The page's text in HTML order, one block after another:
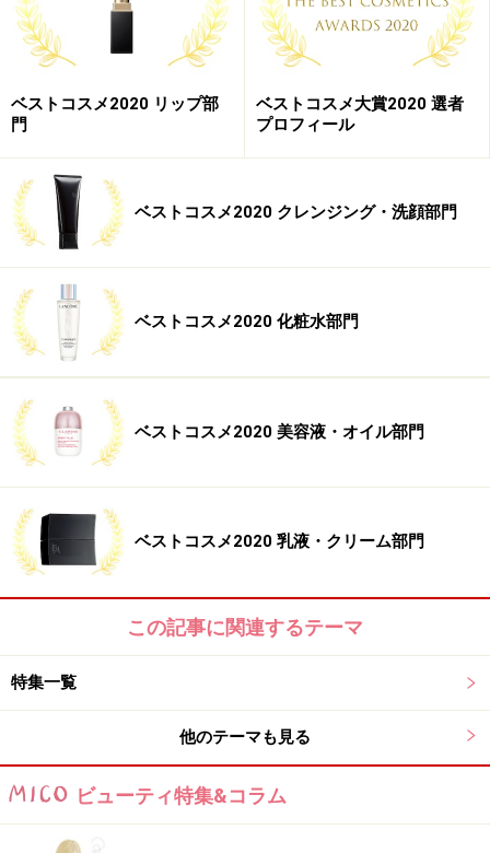
リニューアル発売後、17倍の売上を記録し、「タカミス
キンピール」に次ぐタカミの人気アイテムになりまし
た。美容誌やファッション誌の編集部にお邪魔した際、
デスクに置かれている光景をよく見かけます。
【DATA】
タカミリップ 7g 2176円（税抜）／
第２位 サエル ホワイトニング ローション
コンセントレート（医薬部外品）
サエル ホワイトニング ローション コンセントレート（医薬
部外品）
2018年上期のベストコスメ企画で5冠を達
成！ 敏感肌にうれしい美白ローション
敏感肌はシミができやすいという事実から、新たに「シ
ミはストレスで加速する」ことも発見し、内外要因から
起こるシミの生成プロセスの根本に徹底対応した敏感肌
用美白ローション。敏感肌の土台を整え、美白が効きや
すい肌へ導く「ホワイトサイクルシステム」はそのまま
に、植物由来のエキスを複合的に配合した「ストレスバ
ベストコスメ2020 リップ部
門
ベストコスメ大賞2020 選者
プロフィール
ベストコスメ2020 クレンジング・洗顔部門
ベストコスメ2020 化粧水部門
ベストコスメ2020 美容液・オイル部門
ベストコスメ2020 乳液・クリーム部門
この記事に関連するテーマ
特集一覧
他のテーマも見る
ビューティ特集&コラム